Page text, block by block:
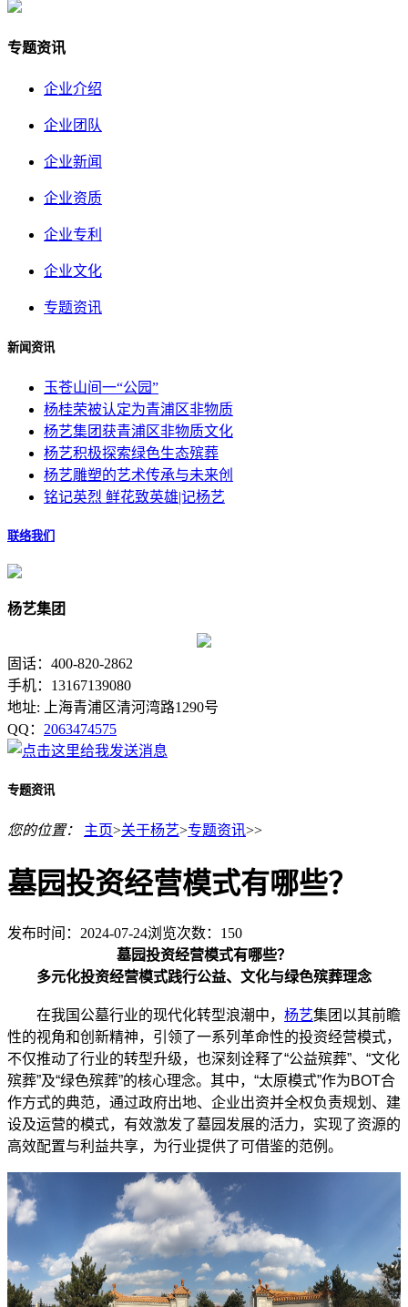
专题资讯
企业介绍
企业团队
企业新闻
企业资质
企业专利
企业文化
专题资讯
新闻资讯
玉苍山间一“公园”
杨桂荣被认定为青浦区非物质
杨艺集团获青浦区非物质文化
杨艺积极探索绿色生态殡葬
杨艺雕塑的艺术传承与未来创
铭记英烈 鲜花致英雄|记杨艺
联络我们
杨艺集团
固话：400-820-2862
手机：13167139080
地址: 上海青浦区清河湾路1290号
QQ： 2063474575
专题资讯
您的位置： 主页>关于杨艺>专题资讯>>
墓园投资经营模式有哪些？
发布时间：2024-07-24浏览次数： 150
墓园投资经营模式有哪些？
多元化投资经营模式践行公益、文化与绿色殡葬理念
在我国公墓行业的现代化转型浪潮中， 杨艺集团以其前瞻
性的视角和创新精神，引领了一系列革命性的投资经营模式，
不仅推动了行业的转型升级，也深刻诠释了“公益殡葬”、“文化
殡葬”及“绿色殡葬”的核心理念。其中，“太原模式”作为BOT合
作方式的典范，通过政府出地、企业出资并全权负责规划、建
设及运营的模式，有效激发了墓园发展的活力，实现了资源的
高效配置与利益共享，为行业提供了可借鉴的范例。